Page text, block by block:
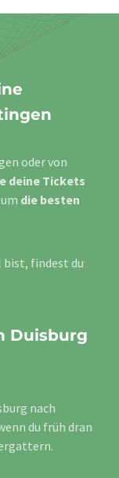
oder von
deine Tickets
die besten
bist, findest du
Duisburg
nach
du früh dran